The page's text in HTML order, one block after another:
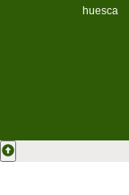
huesca